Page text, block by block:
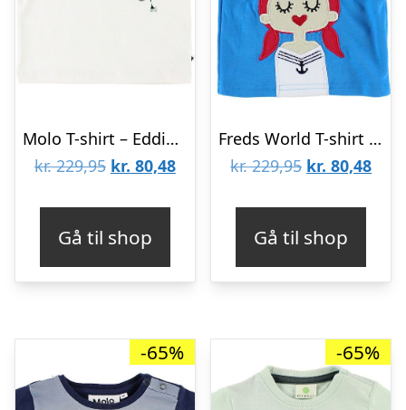
Molo T-shirt – Eddie – Neon Rainbow
kr.229,95 Den
var:
kr. 229,95.
kr. 80,48Den
kr. 80,48.
Gå til shop
Freds World T-shirt – Lyseblå m. Matrospige
kr.229,95 Den
var:
kr. 229,95.
kr. 80,48Den
kr.
Gå til shop
-65% -65%